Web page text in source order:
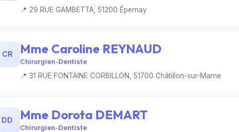
📍 29 RUE GAMBETTA, 51200 Épernay
CR Mme Caroline REYNAUD
Chirurgien-Dentiste
📍 31 RUE FONTAINE CORBILLON, 51700 Châtillon-sur-Marne
DD Mme Dorota DEMART
Chirurgien-Dentiste